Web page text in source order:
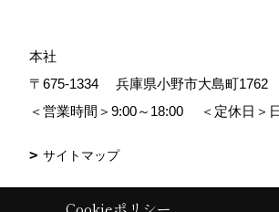
本社
〒675-1334
兵庫県小野市大島町1762
＜営業時間＞9:00～18:00
＜定休日＞
サイトマップ
Copyright (c) MDhomes. All Rights Reserved.